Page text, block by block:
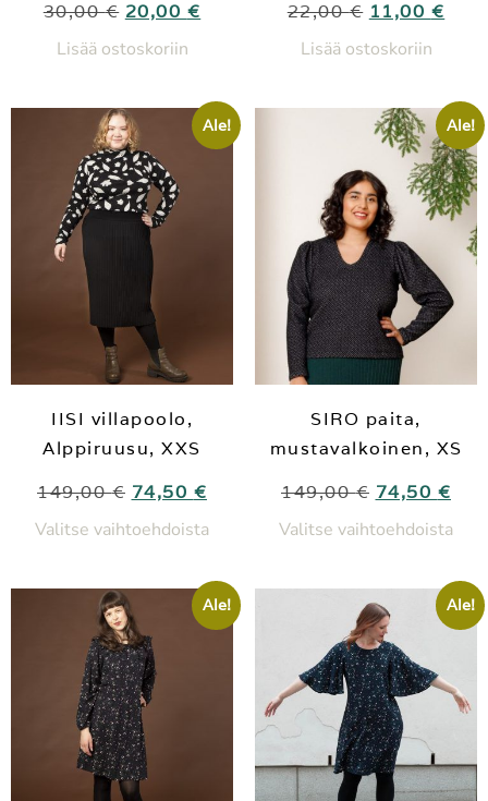
30,00€ 20,00 €
Lisää ostoskoriin
22,00€ 11,00 €
Lisää ostoskoriin
Ale!
IISI villapoolo,
Alppiruusu, XXS
149,00€ 74,50 €
Valitse vaihtoehdoista
Ale!
SIRO paita,
mustavalkoinen, XS
149,00€ 74,50 €
Valitse vaihtoehdoista
Ale! Ale!